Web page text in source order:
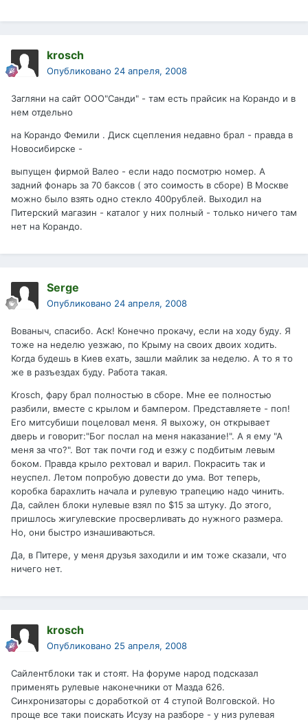
krosch
Опубликовано 24 апреля, 2008
Загляни на сайт ООО"Санди" - там есть прайсик на Корандо и в
нем отдельно
на Корандо Фемили . Диск сцепления недавно брал - правда в
Новосибирске -
выпущен фирмой Валео - если надо посмотрю номер. А
задний фонарь за 70 баксов ( это соимость в сборе) В Москве
можно было взять одно стекло 400рублей. Выходил на
Питерский магазин - каталог у них полный - только ничего там
нет на Корандо.
Serge
Опубликовано 24 апреля, 2008
Вованыч, спасибо. Аск! Конечно прокачу, если на ходу буду. Я
тоже на неделю уезжаю, по Крыму на своих двоих ходить.
Когда будешь в Киев ехать, зашли майлик за неделю. А то я то
же в разъездах буду. Работа такая.
Krosch, фару брал полностью в сборе. Мне ее полностью
разбили, вместе с крылом и бампером. Представляете - поп!
Его митсубиши поцеловал меня. Я выхожу, он открывает
дверь и говорит:"Бог послал на меня наказание!". А я ему "А
меня за что?". Вот так почти год и езжу с подбитым левым
боком. Правда крыло рехтовал и варил. Покрасить так и
неуспел. Летом попробую довести до ума. Вот теперь,
коробка барахлить начала и рулевую трапецию надо чинить.
Да, сайлен блоки нулевые взял по $15 за штуку. До этого,
пришлось жигулевские просверливать до нужного размера.
Но, они быстро изнашиваються.
Да, в Питере, у меня друзья заходили и им тоже сказали, что
ничего нет.
krosch
Опубликовано 25 апреля, 2008
Сайлентблоки так и стоят. На форуме народ подсказал
применять рулевые наконечники от Мазда 626.
Синхронизаторы с доработкой от 4 ступой Волговской. Но
проще все таки поискать Исузу на разборе - у низ рулевая